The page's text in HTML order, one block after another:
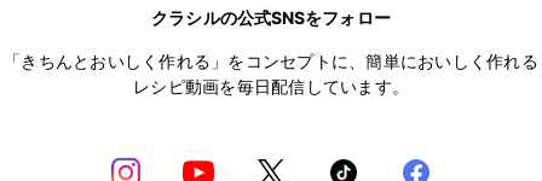
クラシルの公式SNSをフォロー
「きちんとおいしく作れる」をコンセプトに、簡単においしく作れる
レシピ動画を毎日配信しています。